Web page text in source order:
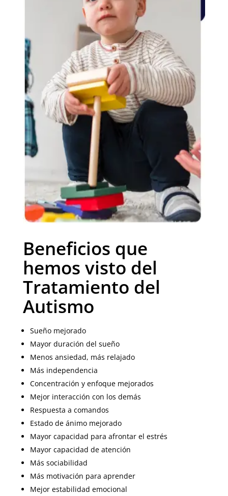
Beneficios que
hemos visto del
Tratamiento del
Autismo
Sueño mejorado
Mayor duración del sueño
Menos ansiedad, más relajado
Más independencia
Concentración y enfoque mejorados
Mejor interacción con los demás
Respuesta a comandos
Estado de ánimo mejorado
Mayor capacidad para afrontar el estrés
Mayor capacidad de atención
Más sociabilidad
Más motivación para aprender
Mejor estabilidad emocional